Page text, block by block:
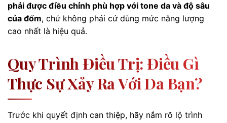
phải được điều chỉnh phù hợp với tone da và độ sâu
của đốm, chứ không phải cứ dùng mức năng lượng
cao nhất là hiệu quả.
Quy Trình Điều Trị: Điều Gì
Thực Sự Xảy Ra Với Da Bạn?
Trước khi quyết định can thiệp, hãy nắm rõ lộ trình